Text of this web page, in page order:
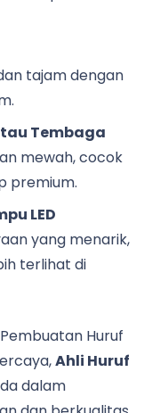
tajam dengan
Tembaga
mewah, cocok
premium.
LED
yang menarik,
terlihat di
Huruf
Ahli Huruf
dalam